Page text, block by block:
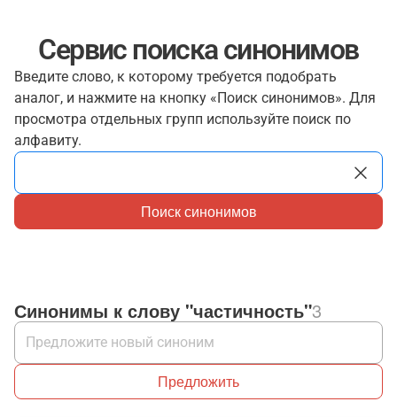
Сервис поиска синонимов
Введите слово, к которому требуется подобрать
аналог, и нажмите на кнопку «Поиск синонимов». Для
просмотра отдельных групп используйте поиск по
алфавиту.
Поиск синонимов
Синонимы к слову "частичность"3
Предложить